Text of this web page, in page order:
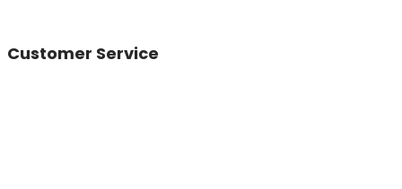
Customer Service